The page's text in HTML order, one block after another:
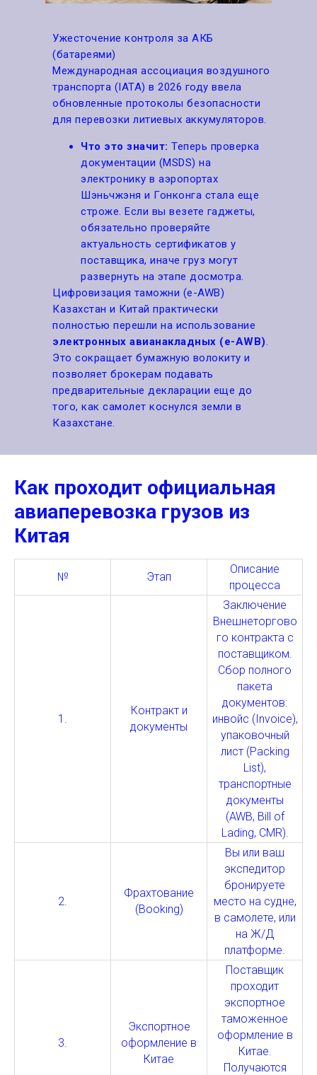
Ужесточение контроля за АКБ
(батареями)
Международная ассоциация воздушного
транспорта (IATA) в 2026 году ввела
обновленные протоколы безопасности
для перевозки литиевых аккумуляторов.
Что это значит: Теперь проверка
документации (MSDS) на
электронику в аэропортах
Шэньчжэня и Гонконга стала еще
строже. Если вы везете гаджеты,
обязательно проверяйте
актуальность сертификатов у
поставщика, иначе груз могут
развернуть на этапе досмотра.
Цифровизация таможни (e-AWB)
Казахстан и Китай практически
полностью перешли на использование
электронных авианакладных (e-AWB)
Это сокращает бумажную волокиту и
позволяет брокерам подавать
предварительные декларации еще до
того, как самолет коснулся земли в
Казахстане.
Как проходит официальная
авиаперевозка грузов из
Китая
№ Этап
Описание
процесса
1.
Контракт и
документы
Заключение
Внешнеторгово
го контракта с
поставщиком.
Сбор полного
пакета
документов:
инвойс (Invoice),
упаковочный
лист (Packing
List),
транспортные
документы
(AWB, Bill of
Lading, CMR).
2.
Фрахтование
(Booking)
Вы или ваш
экспедитор
бронируете
место на судне,
в самолете, или
на Ж/Д
платформе.
3.
Экспортное
оформление в
Китае
Поставщик
проходит
экспортное
таможенное
оформление в
Китае.
Получаются